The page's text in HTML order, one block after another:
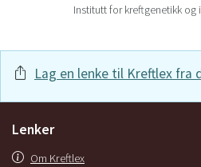
Institutt for kreftgenetikk
Lag en lenke til Kreftlex fra
Lenker
Om Kreftlex